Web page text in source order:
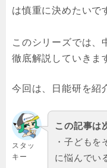
は慎重に決めたいで
このシリーズでは、
徹底解説していきま
今回は、日能研を紹
スタッ
キー
この記事は
・子どもを
に悩